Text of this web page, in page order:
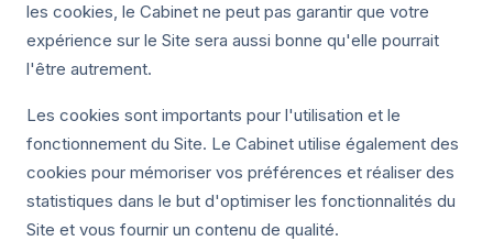
les cookies, le Cabinet ne peut pas garantir que votre
expérience sur le Site sera aussi bonne qu'elle pourrait
l'être autrement.
Les cookies sont importants pour l'utilisation et le
fonctionnement du Site. Le Cabinet utilise également des
cookies pour mémoriser vos préférences et réaliser des
statistiques dans le but d'optimiser les fonctionnalités du
Site et vous fournir un contenu de qualité.